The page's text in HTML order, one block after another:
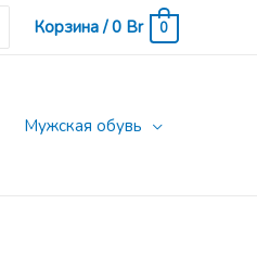
Корзина/0 Br 0
Мужская обувь